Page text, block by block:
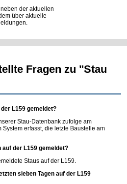
der aktuellen
über aktuelle
Fragen zu "Stau
L159 gemeldet?
Stau-Datenbank zufolge am
erfasst, die letzte Baustelle am
der L159 gemeldet?
Staus auf der L159.
sieben Tagen auf der L159